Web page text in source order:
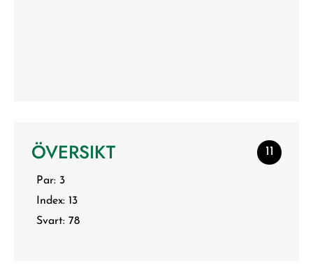
ÖVERSIKT 11
Par: 3
Index: 13
Svart: 78